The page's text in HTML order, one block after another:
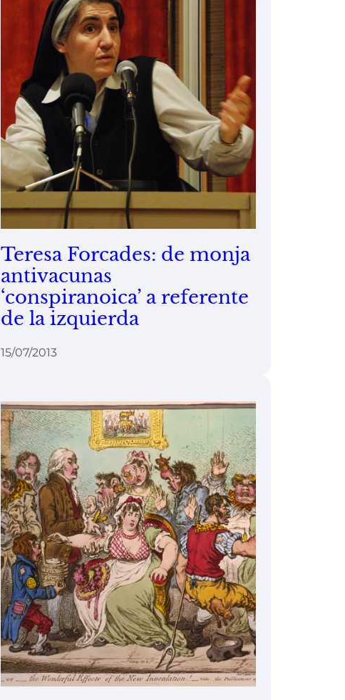
Teresa Forcades: de monja
antivacunas
‘conspiranoica’ a referente
de la izquierda
15/07/2013